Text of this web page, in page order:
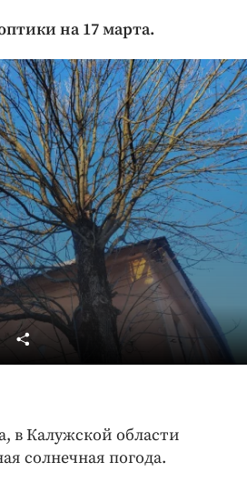
и ЖКХ
на 17 марта.
в Калужской области
солнечная погода.